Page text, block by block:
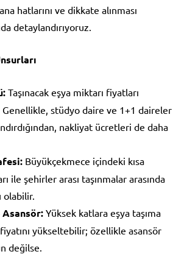
hatlarını ve dikkate alınması
detaylandırıyoruz.
Taşınacak eşya miktarı fiyatları
stüdyo daire ve 1+1 daireler
nakliyat ücretleri de daha
Büyükçekmece içindeki kısa
ile şehirler arası taşınmalar arasında
olabilir.
Asansör:Yüksek katlara eşya taşıma
yükseltebilir; özellikle asansör
değilse.